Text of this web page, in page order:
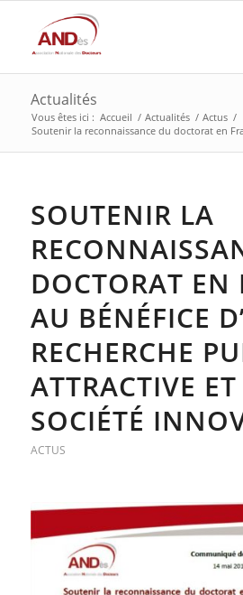
Actualités
Vous êtes ici : Accueil / Actualités / Actus /
Soutenir la reconnaissance du doctorat en
SOUTENIR LA
DOCTORAT EN
AU BÉNÉFICE
RECHERCHE
ATTRACTIVE ET
SOCIÉTÉ
ACTUS